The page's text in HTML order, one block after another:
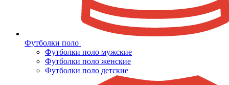
Футболки поло
Футболки поло мужские
Футболки поло женские
Футболки поло детские